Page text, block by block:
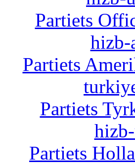
Partiets
hizb-
Partiets
Partiets
Partiets